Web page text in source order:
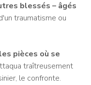
blessés – âgés
traumatisme ou
pièces où se
traîtreusement
le confronte.